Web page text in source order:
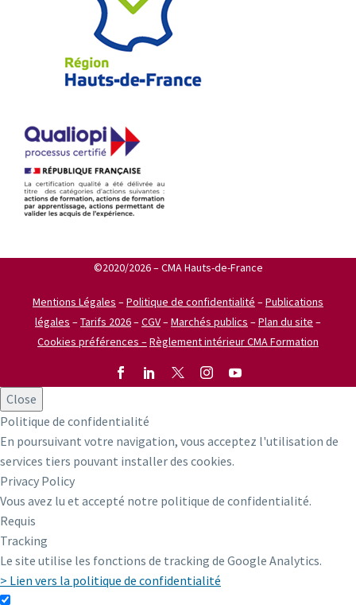
©2020/2026 – CMA Hauts-de-France
Mentions Légales –Politique de confidentialité –Publications
légales –Tarifs 2026–CGV–Marchés publics –Plan du site –
Cookies préférences –Règlement intérieur CMA Formation
Close
Politique de confidentialité
En poursuivant votre navigation, vous acceptez l'utilisation de
services tiers pouvant installer des cookies.
Privacy Policy
Vous avez lu et accepté notre politique de confidentialité.
Requis
Tracking
Le site utilise les fonctions de tracking de Google Analytics.
> Lien vers la politique de confidentialité